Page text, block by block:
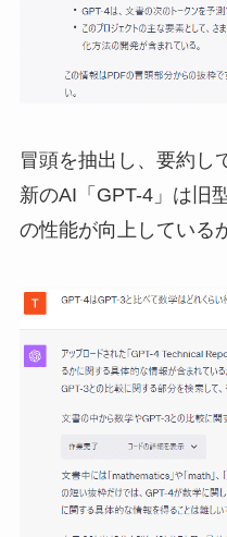
冒頭を抽出し、要約し
新のAI「GPT-4」は旧
の性能が向上している